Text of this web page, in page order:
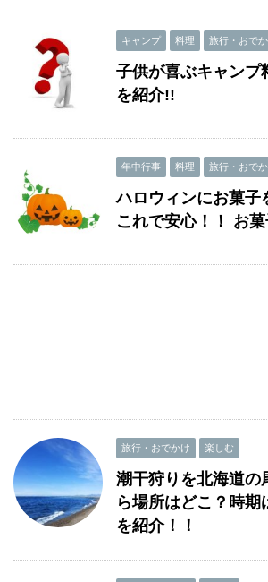
キャンプ 料理 旅行・おで
子供が喜ぶキャンプ
を紹介!!
年中行事 料理 旅行・おで
ハロウィンにお菓子
これで安心！！ お
旅行・おでかけ 楽しむ
潮干狩りを北海道の
ら場所はどこ？時期
を紹介！！